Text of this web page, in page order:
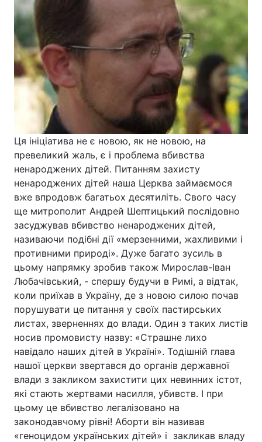
Відео з Youtube Статті
Інтерв'ю Думки
Архів Вакансії
Контакти
Послуги
Тема оформлення
Ця ініціатива не є новою, як не новою, на
превеликий жаль, є і проблема вбивства
ненароджених дітей. Питанням захисту
ненароджених дітей наша Церква займаємося
вже впродовж багатьох десятиліть. Свого часу
ще митрополит Андрей Шептицький послідовно
засуджував вбивство ненароджених дітей,
називаючи подібні дії «мерзенними, жахливими і
противними природі». Дуже багато зусиль в
цьому напрямку зробив також Мирослав-Іван
Любачівський, - спершу будучи в Римі, а відтак,
коли приїхав в Україну, де з новою силою почав
порушувати це питання у своїх пастирських
листах, зверненнях до влади. Один з таких листів
носив промовисту назву: «Страшне лихо
навідало наших дітей в Україні». Тодішній глава
нашої церкви звертався до органів державної
влади з закликом захистити цих невинних істот,
які стають жертвами насилля, убивств. І при
цьому це вбивство легалізовано на
законодавчому рівні! Аборти він називав
«геноцидом українських дітей» і закликав владу